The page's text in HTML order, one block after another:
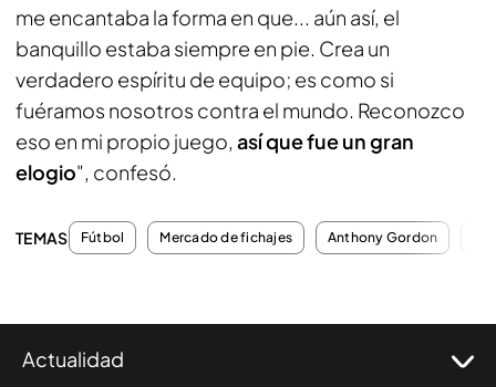
me encantaba la forma en que... aún así, el
banquillo estaba siempre en pie. Crea un
verdadero espíritu de equipo; es como si
fuéramos nosotros contra el mundo. Reconozco
eso en mi propio juego, así que fue un gran
elogio", confesó.
TEMAS Fútbol Mercado de fichajes Anthony Gordon
Actualidad